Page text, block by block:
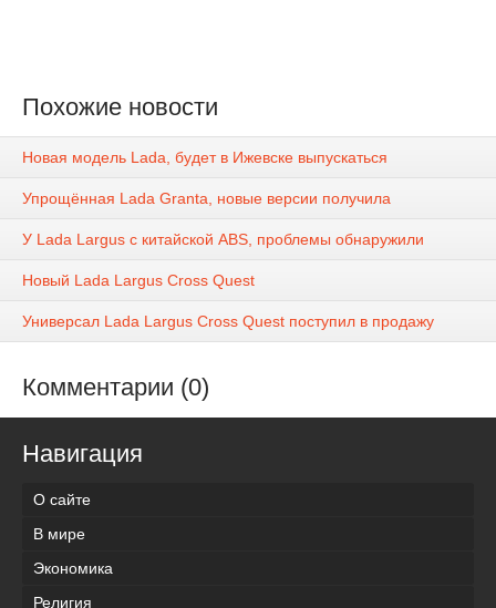
Похожие новости
Новая модель Lada, будет в Ижевске выпускаться
Упрощённая Lada Granta, новые версии получила
У Lada Largus с китайской ABS, проблемы обнаружили
Новый Lada Largus Cross Quest
Универсал Lada Largus Cross Quest поступил в продажу
Комментарии (0)
Навигация
О сайте
В мире
Экономика
Религия